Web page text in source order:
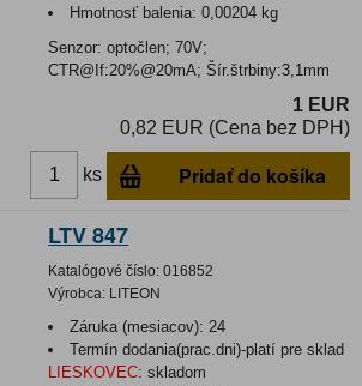
Hmotnosť balenia:0,00204 kg
Senzor: optočlen; 70V;
CTR@If:20%@20mA; Šír.štrbiny:3,1mm
1 EUR
0,82 EUR (Cena bez DPH)
ks Pridať do košíka
LTV 847
Katalógové číslo: 016852
Výrobca: LITEON
Záruka (mesiacov): 24
Termín dodania(prac.dni)-platí pre sklad
LIESKOVEC: skladom